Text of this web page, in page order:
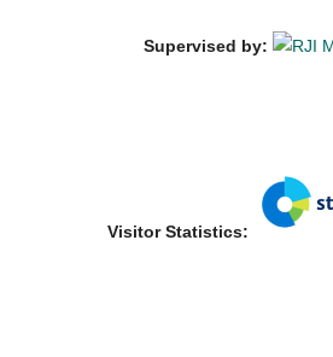
Supervised by:
Visitor Statistics: